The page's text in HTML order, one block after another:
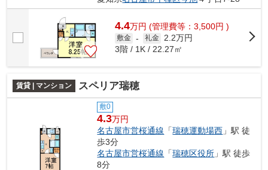
4.4万円 (管理費等：3,500円 )
敷金 - 礼金 2.2万円
3階 / 1K / 22.27㎡
賃貸 | マンション スペリア瑞穂
敷0
4.3万円
名古屋市営桜通線 「瑞穂運動場西 」駅 徒
歩3分
名古屋市営桜通線 「瑞穂区役所 」駅 徒歩
8分